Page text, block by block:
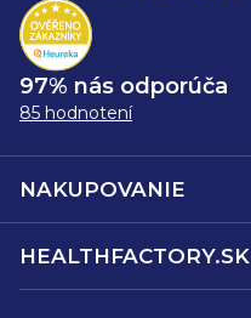
97% nás odporúča
85 hodnotení
NAKUPOVANIE
HEALTHFACTORY.SK